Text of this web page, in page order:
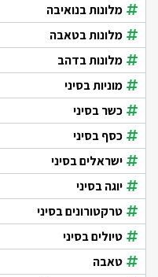
מלונות בנואיבה
מלונות בטאבה
מלונות בדהב
מוניות בסיני
כשר בסיני
כסף בסיני
ישראלים בסיני
יוגה בסיני
טרקטורונים בסיני
טיולים בסיני
טאבה